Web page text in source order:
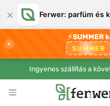
× Ferwer: parfüm és
×
⚡SUMMER
SUMMER
Ingyenes szállítás a